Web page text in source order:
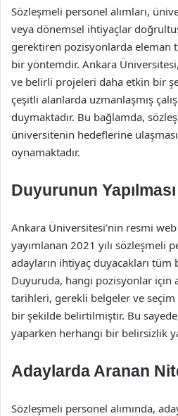
Sözleşmeli personel alımları,
veya dönemsel ihtiyaçlar
gerektiren pozisyonlarda eleman
bir yöntemdir. Ankara
ve belirli projeleri daha etkin bir
çeşitli alanlarda uzmanlaşmış
duymaktadır. Bu bağlamda,
üniversitenin hedeflerine
oynamaktadır.
Duyurunun Yapılması
Ankara Üniversitesi’nin resmi
yayımlanan 2021 yılı sözleşmeli
adayların ihtiyaç duyacakları
Duyuruda, hangi pozisyonlar için
tarihleri, gerekli belgeler ve
bir şekilde belirtilmiştir. Bu
yaparken herhangi bir belirsizlik
Adaylarda Aranan
Sözleşmeli personel alımında,